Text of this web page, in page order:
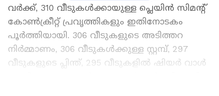
വര്‍ക്ക്, 310 വീടുകള്‍ക്കായുള്ള പ്ലെയിന്‍ സിമന്റ്
കോണ്‍ക്രീറ്റ് പ്രവൃത്തികളും ഇതിനോടകം
പൂര്‍ത്തിയായി. 306 വീടുകളുടെ അടിത്തറ
നിര്‍മ്മാണം, 306 വീടുകള്‍ക്കുള്ള സ്റ്റമ്പ്, 297
വീടുകളുടെ പ്ലിന്ത്, 295 വീടുകളില്‍ ഷിയര്‍ വാള്‍